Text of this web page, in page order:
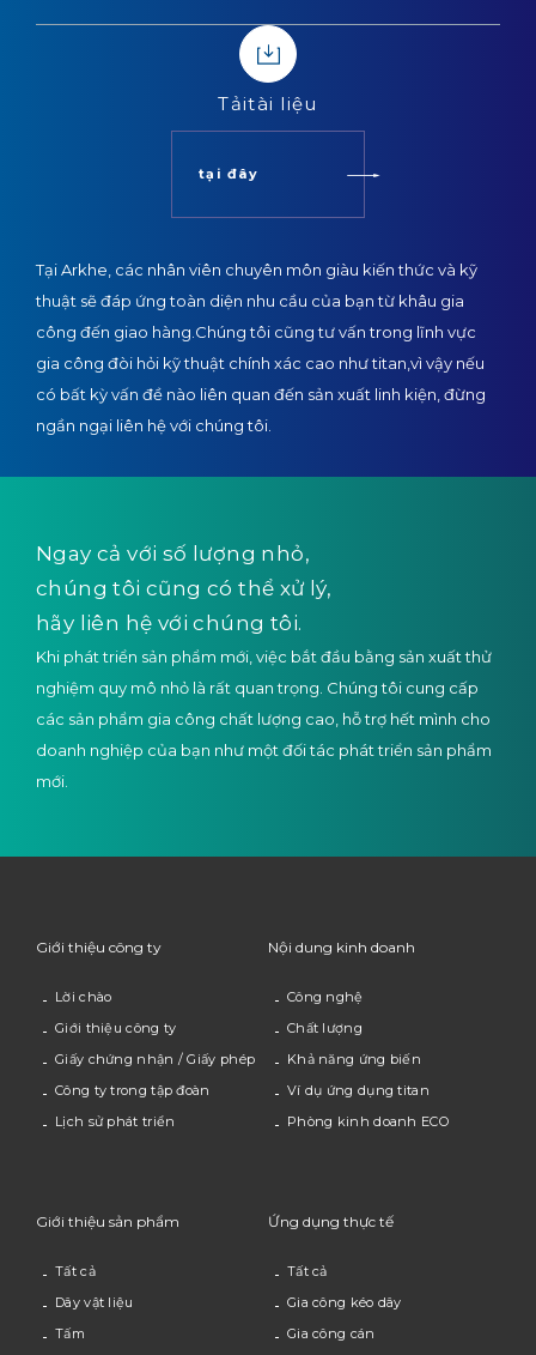
Tảitài liệu
tại đây
Tại Arkhe, các nhân viên chuyên môn giàu kiến thức và kỹ
thuật sẽ đáp ứng toàn diện nhu cầu của bạn từ khâu gia
công đến giao hàng.Chúng tôi cũng tư vấn trong lĩnh vực
gia công đòi hỏi kỹ thuật chính xác cao như titan,vì vậy nếu
có bất kỳ vấn đề nào liên quan đến sản xuất linh kiện, đừng
ngần ngại liên hệ với chúng tôi.
Ngay cả với số lượng nhỏ,
chúng tôi cũng có thể xử lý,
hãy liên hệ với chúng tôi.
Khi phát triển sản phẩm mới, việc bắt đầu bằng sản xuất thử
nghiệm quy mô nhỏ là rất quan trọng. Chúng tôi cung cấp
các sản phẩm gia công chất lượng cao, hỗ trợ hết mình cho
doanh nghiệp của bạn như một đối tác phát triển sản phẩm
mới.
Giới thiệu công ty
Lời chào
Giới thiệu công ty
Giấy chứng nhận / Giấy phép
Công ty trong tập đoàn
Lịch sử phát triển
Nội dung kinh doanh
Công nghệ
Chất lượng
Khả năng ứng biến
Ví dụ ứng dụng titan
Phòng kinh doanh ECO
Giới thiệu sản phẩm
Tất cả
Dây vật liệu
Tấm
Ứng dụng thực tế
Tất cả
Gia công kéo dây
Gia công cán